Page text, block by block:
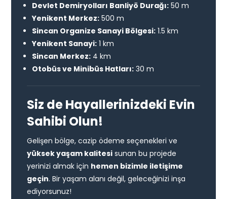
Devlet Demiryolları Banliyö Durağı: 50 m
Yenikent Merkez: 500 m
Sincan Organize Sanayi Bölgesi: 1.5 km
Yenikent Sanayi: 1 km
Sincan Merkez: 4 km
Otobüs ve Minibüs Hatları: 30 m
Siz de Hayallerinizdeki Evin
Sahibi Olun!
Gelişen bölge, cazip ödeme seçenekleri ve
yüksek yaşam kalitesi sunan bu projede
yerinizi almak için hemen bizimle iletişime
geçin. Bir yaşam alanı değil, geleceğinizi inşa
ediyorsunuz!